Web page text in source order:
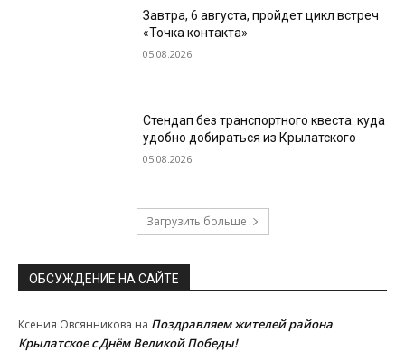
Завтра, 6 августа, пройдет цикл встреч
«Точка контакта»
05.08.2026
Стендап без транспортного квеста: куда
удобно добираться из Крылатского
05.08.2026
Загрузить больше
ОБСУЖДЕНИЕ НА САЙТЕ
Ксения Овсянникова на Поздравляем жителей района
Крылатское с Днём Великой Победы!